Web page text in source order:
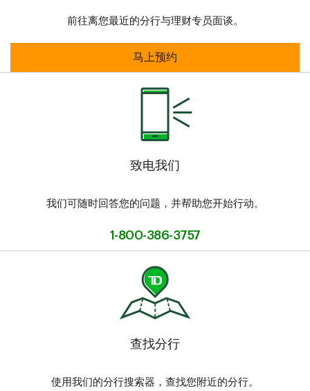
前往离您最近的分行与理财专员面谈。
马上预约
致电我们
我们可随时回答您的问题，并帮助您开始行动。
1-800-386-3757
查找分行
使用我们的分行搜索器，查找您附近的分行。